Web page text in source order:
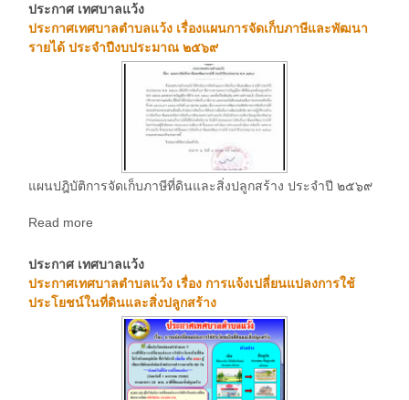
ประกาศ เทศบาลแว้ง
ประกาศเทศบาลตำบลแว้ง เรื่องแผนการจัดเก็บภาษีและพัฒนา
รายได้ ประจำปีงบประมาณ ๒๕๖๙
แผนปฎิบัติการจัดเก็บภาษีที่ดินและสิ่งปลูกสร้าง ประจำปี ๒๕๖๙
Read more
ประกาศ เทศบาลแว้ง
ประกาศเทศบาลตำบลแว้ง เรื่อง การแจ้งเปลี่ยนแปลงการใช้
ประโยชน์ในที่ดินและสิ่งปลูกสร้าง